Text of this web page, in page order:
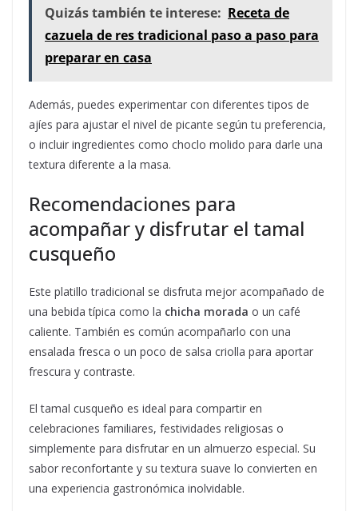
Quizás también te interese: Receta de
cazuela de res tradicional paso a paso para
preparar en casa
Además, puedes experimentar con diferentes tipos de
ajíes para ajustar el nivel de picante según tu preferencia,
o incluir ingredientes como choclo molido para darle una
textura diferente a la masa.
Recomendaciones para
acompañar y disfrutar el tamal
cusqueño
Este platillo tradicional se disfruta mejor acompañado de
una bebida típica como la chicha morada o un café
caliente. También es común acompañarlo con una
ensalada fresca o un poco de salsa criolla para aportar
frescura y contraste.
El tamal cusqueño es ideal para compartir en
celebraciones familiares, festividades religiosas o
simplemente para disfrutar en un almuerzo especial. Su
sabor reconfortante y su textura suave lo convierten en
una experiencia gastronómica inolvidable.